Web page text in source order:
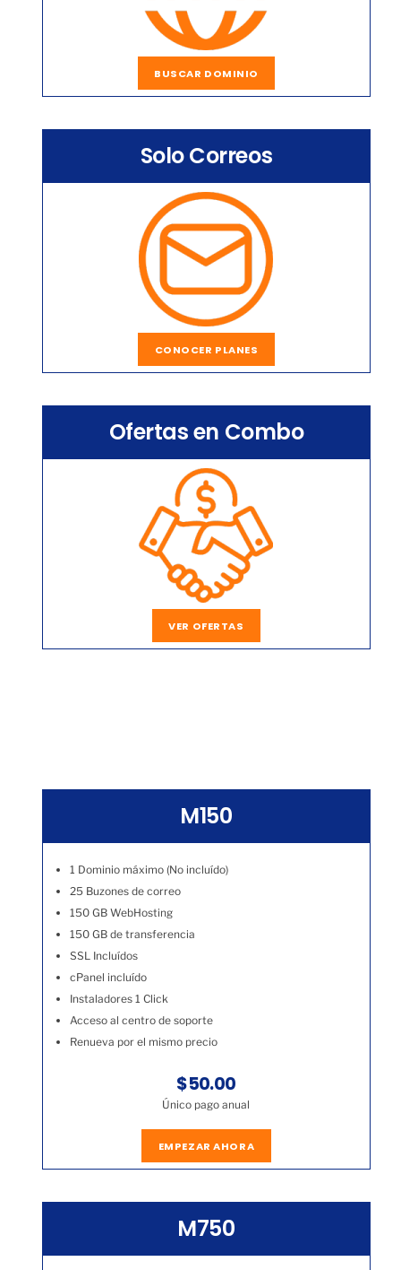
BUSCAR DOMINIO
Solo Correos
CONOCER PLANES
Ofertas en Combo
VER OFERTAS
M150
1 Dominio máximo (No incluído)
25 Buzones de correo
150 GB WebHosting
150 GB de transferencia
SSL Incluídos
cPanel incluído
Instaladores 1 Click
Acceso al centro de soporte
Renueva por el mismo precio
$50.00
Único pago anual
EMPEZAR AHORA
M750